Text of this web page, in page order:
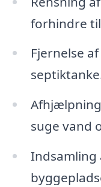
forhindre
Fjernelse
suge vand
Indsamling